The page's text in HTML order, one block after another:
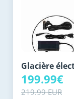
Glacière
199.99€
219.99 EUR